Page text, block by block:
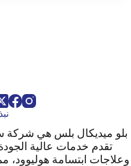
بلو ميديكال بلس هي شركة
تقدم خدمات عالية
وعلاجات ابتسامة هوليوود،